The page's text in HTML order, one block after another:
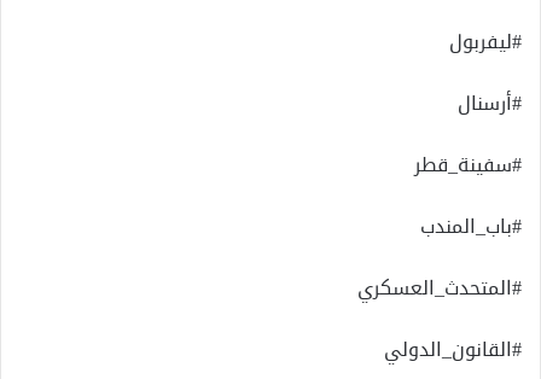
#ليفربول
#أرسنال
#سفينة_قطر
#باب_المندب
#المتحدث_العسكري
#القانون_الدولي